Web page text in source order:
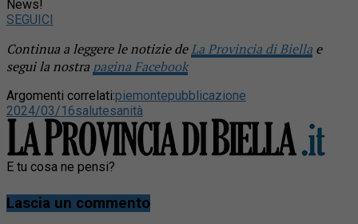
News!
SEGUICI
Continua a leggere le notizie deLa Provincia di Biella e
segui la nostra pagina Facebook
Argomenti correlati:piemontepubblicazione
2024/03/16salutesanità
E tu cosa ne pensi?
Lascia un commento